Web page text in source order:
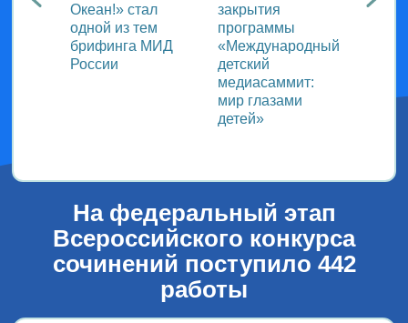
Океан!» стал
одной из тем
брифинга МИД
России
закрытия
программы
«Международный
детский
медиасаммит:
мир глазами
детей»
VIII
На федеральный этап
Всероссийского конкурса
сочинений поступило 442
работы